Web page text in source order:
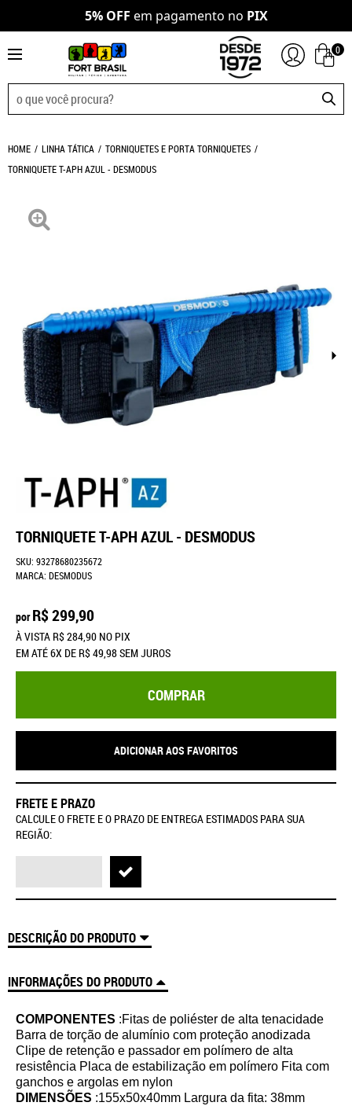
5% OFF em pagamento no PIX
0
HOME LINHA TÁTICA
TORNIQUETES E PORTA TORNIQUETES
TORNIQUETE T-APH AZUL - DESMODUS
TORNIQUETE T-APH AZUL - DESMODUS
SKU: 93278680235672
MARCA: DESMODUS
por R$ 299,90
À VISTA R$ 284,90 NO PIX
EM ATÉ6X DE R$ 49,98SEM JUROS
COMPRAR
ADICIONAR AOS FAVORITOS
FRETE E PRAZO
CALCULE O FRETE E O PRAZO DE ENTREGA ESTIMADOS PARA SUA
REGIÃO:
DESCRIÇÃO DO PRODUTO
INFORMAÇÕES DO PRODUTO
COMPONENTES :Fitas de poliéster de alta tenacidade
Barra de torção de alumínio com proteção anodizada
Clipe de retenção e passador em polímero de alta
resistência Placa de estabilização em polímero Fita com
ganchos e argolas em nylon
DIMENSÕES :155x50x40mm Largura da fita: 38mm